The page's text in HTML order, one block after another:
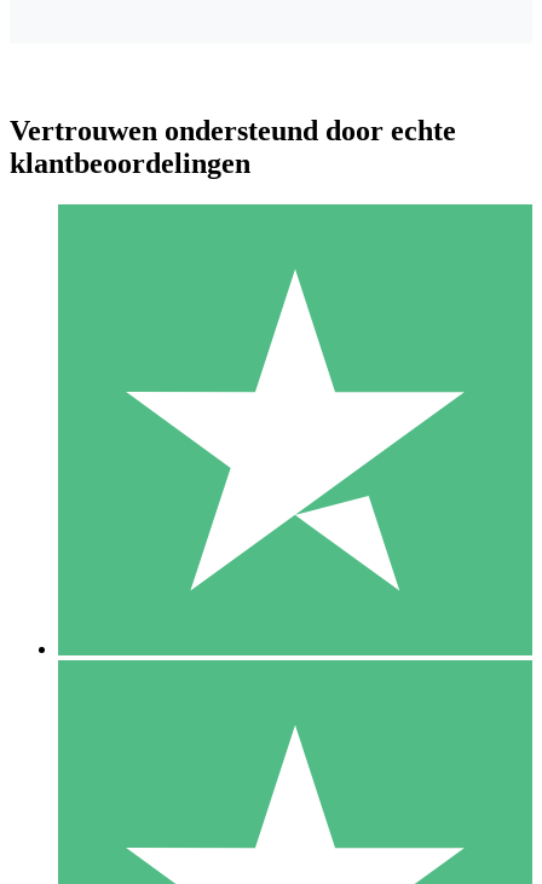
Individuele Creditpakketten
Betaal per gebruik met downloadtegoeden. Geen maandelijkse
1000
10 Downloaden
20 00
Vertrouwen ondersteund door echte
klantbeoordelingen